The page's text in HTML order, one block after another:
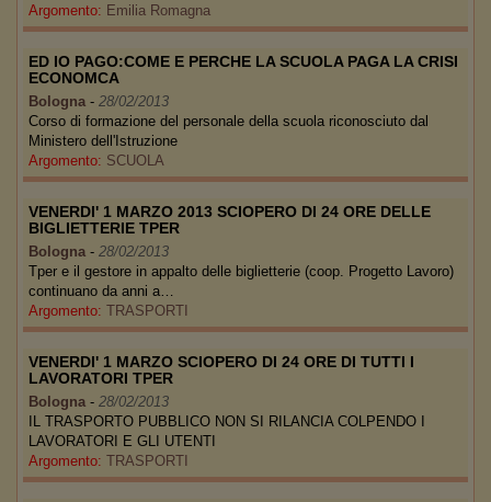
Argomento: Emilia Romagna
ED IO PAGO:COME E PERCHE LA SCUOLA PAGA LA CRISI
ECONOMCA
Bologna - 28/02/2013
Corso di formazione del personale della scuola riconosciuto dal
Ministero dell'Istruzione
Argomento: SCUOLA
VENERDI' 1 MARZO 2013 SCIOPERO DI 24 ORE DELLE
BIGLIETTERIE TPER
Bologna - 28/02/2013
Tper e il gestore in appalto delle biglietterie (coop. Progetto Lavoro)
continuano da anni a…
Argomento: TRASPORTI
VENERDI' 1 MARZO SCIOPERO DI 24 ORE DI TUTTI I
LAVORATORI TPER
Bologna - 28/02/2013
IL TRASPORTO PUBBLICO NON SI RILANCIA COLPENDO I
LAVORATORI E GLI UTENTI
Argomento: TRASPORTI